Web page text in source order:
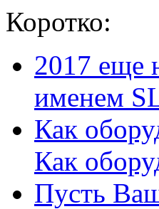
Коротко:
2017 еще
именем
Как
Как
Пусть